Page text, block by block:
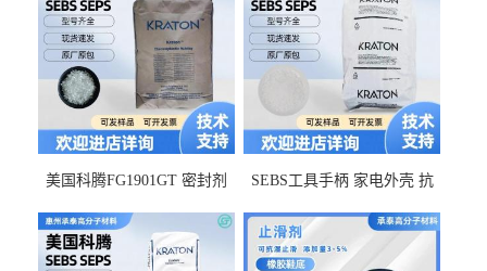
美国科腾FG1901GT 密封剂
佳 透明级
SEBS工具手柄 家电外壳 抗
耐候G1653VO